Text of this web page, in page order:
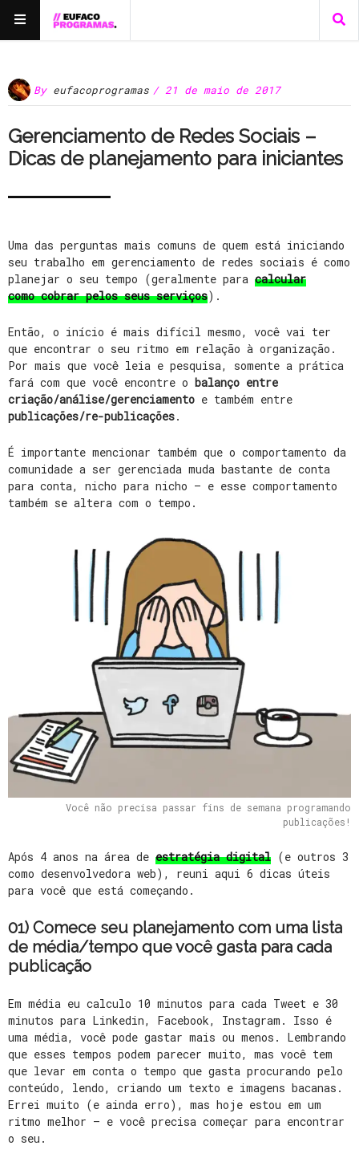
By eufacoprogramas / 21 de maio de 2017
Gerenciamento de Redes Sociais –
Dicas de planejamento para iniciantes
Uma das perguntas mais comuns de quem está iniciando
seu trabalho em gerenciamento de redes sociais é como
planejar o seu tempo (geralmente para calcular
como cobrar pelos seus serviços).
Então, o início é mais difícil mesmo, você vai ter
que encontrar o seu ritmo em relação à organização.
Por mais que você leia e pesquisa, somente a prática
fará com que você encontre o balanço entre
criação/análise/gerenciamento e também entre
publicações/re-publicações.
É importante mencionar também que o comportamento da
comunidade a ser gerenciada muda bastante de conta
para conta, nicho para nicho – e esse comportamento
também se altera com o tempo.
Você não precisa passar fins de semana programando
publicações!
Após 4 anos na área de estratégia digital (e outros 3
como desenvolvedora web), reuni aqui 6 dicas úteis
para você que está começando.
01) Comece seu planejamento com uma lista
de média/tempo que você gasta para cada
publicação
Em média eu calculo 10 minutos para cada Tweet e 30
minutos para Linkedin, Facebook, Instagram. Isso é
uma média, você pode gastar mais ou menos. Lembrando
que esses tempos podem parecer muito, mas você tem
que levar em conta o tempo que gasta procurando pelo
conteúdo, lendo, criando um texto e imagens bacanas.
Errei muito (e ainda erro), mas hoje estou em um
ritmo melhor – e você precisa começar para encontrar
o seu.